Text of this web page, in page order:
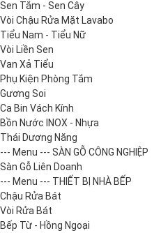
Sen Tắm - Sen Cây
Vòi Chậu Rửa Mặt Lavabo
Tiểu Nam - Tiểu Nữ
Vòi Liền Sen
Van Xả Tiểu
Phụ Kiện Phòng Tắm
Gương Soi
Ca Bin Vách Kính
Bồn Nước INOX - Nhựa
Thái Dương Năng
--- Menu --- SÀN GỖ CÔNG NGHIỆP
Sàn Gỗ Liên Doanh
--- Menu --- THIẾT BỊ NHÀ BẾP
Chậu Rửa Bát
Vòi Rửa Bát
Bếp Từ - Hồng Ngoại